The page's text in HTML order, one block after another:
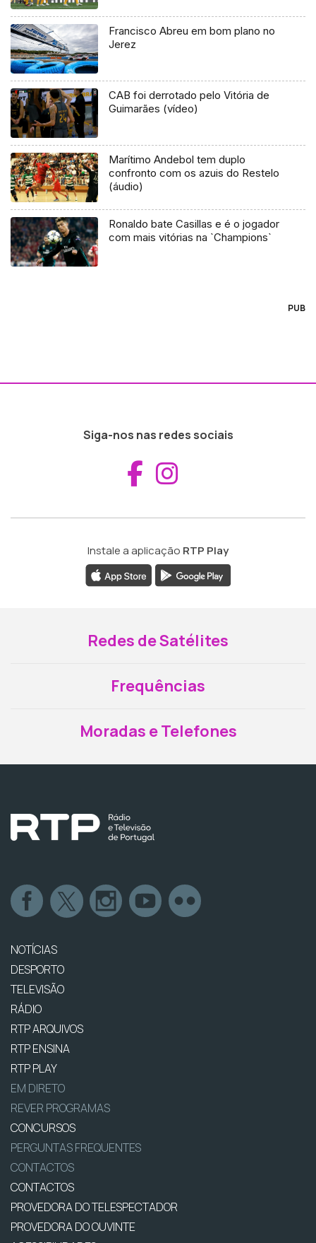
Francisco Abreu em bom plano no
Jerez
CAB foi derrotado pelo Vitória de
Guimarães (vídeo)
Marítimo Andebol tem duplo
confronto com os azuis do Restelo
(áudio)
Ronaldo bate Casillas e é o jogador
com mais vitórias na `Champions`
PUB
Siga-nos nas redes sociais
Aceder ao
Instale a aplicação RTP Play
Redes de Satélites
Frequências
Moradas e Telefones
NOTÍCIAS
DESPORTO
TELEVISÃO
RÁDIO
RTP ARQUIVOS
RTP ENSINA
RTP PLAY
EM DIRETO
REVER PROGRAMAS
CONCURSOS
PERGUNTAS FREQUENTES
CONTACTOS
CONTACTOS
PROVEDORA DO TELESPECTADOR
PROVEDORA DO OUVINTE